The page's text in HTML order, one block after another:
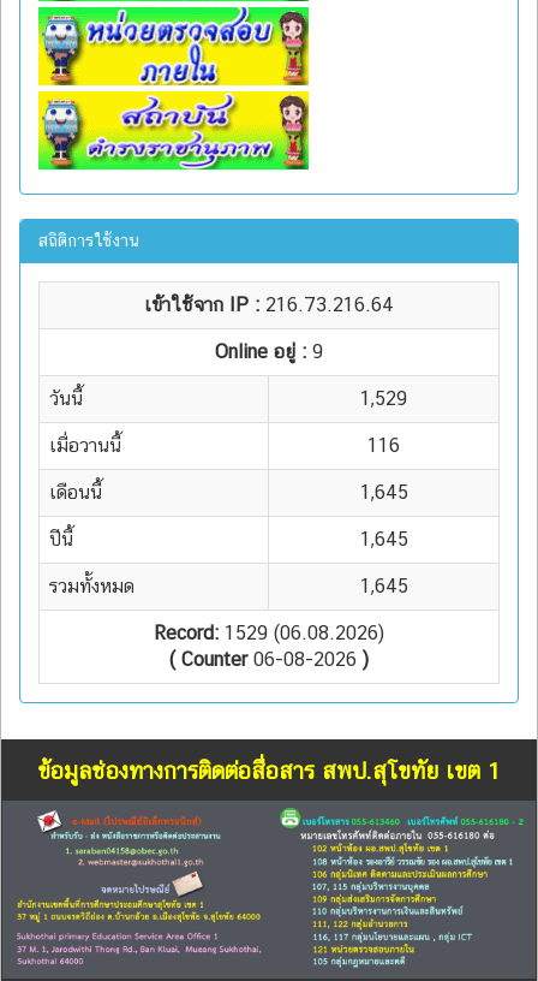
สถิติการใช้งาน
เข้าใช้จาก IP : 216.73.216.64
Online อยู่ : 9
วันนี้ 1,529
เมื่อวานนี้ 116
เดือนนี้ 1,645
ปีนี้ 1,645
รวมทั้งหมด 1,645
Record: 1529 (06.08.2026)
( Counter06-08-2026 )
ข้อมูลช่องทางการติดต่อสื่อสาร สพป.สุโขทัย เขต 1